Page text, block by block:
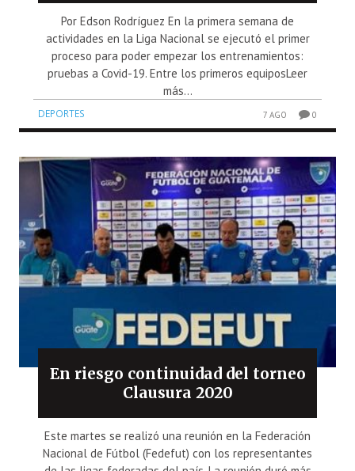
Por Edson Rodríguez En la primera semana de
actividades en la Liga Nacional se ejecutó el primer
proceso para poder empezar los entrenamientos:
pruebas a Covid-19. Entre los primeros equiposLeer
más...
DEPORTES 7 AGO 0
En riesgo continuidad del torneo
Clausura 2020
Este martes se realizó una reunión en la Federación
Nacional de Fútbol (Fedefut) con los representantes